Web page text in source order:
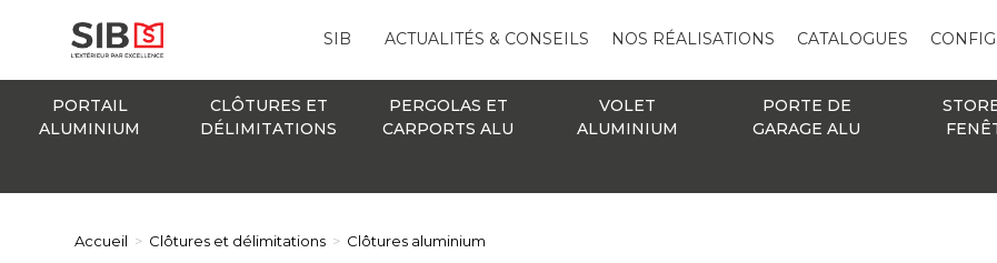
SIB ACTUALITÉS & CONSEILS NOS RÉALISATIONS CATALOGUES
PORTAIL
ALUMINIUM
CLÔTURES ET
DÉLIMITATIONS
PERGOLAS ET
CARPORTS ALU
VOLET
ALUMINIUM
PORTE DE
GARAGE ALU
Accueil > Clôtures et délimitations > Clôtures aluminium